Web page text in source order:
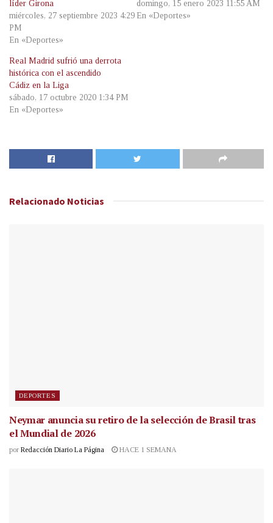
líder Girona
miércoles, 27 septiembre 2023 4:29
PM
En «Deportes»
domingo, 15 enero 2023 11:55 AM
En «Deportes»
Real Madrid sufrió una derrota
histórica con el ascendido
Cádiz en la Liga
sábado, 17 octubre 2020 1:34 PM
En «Deportes»
Relacionado Noticias
DEPORTES
Neymar anuncia su retiro de la selección de Brasil tras
el Mundial de 2026
por Redacción Diario La Página HACE 1 SEMANA